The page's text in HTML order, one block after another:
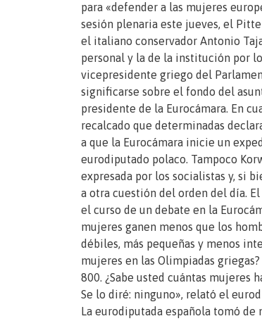
para «defender a las mujeres
sesión plenaria este jueves, el
el italiano conservador Antonio
personal y la de la institución por
vicepresidente griego del
significarse sobre el fondo del
presidente de la Eurocámara. En
recalcado que determinadas
a que la Eurocámara inicie un
eurodiputado polaco. Tampoco
expresada por los socialistas y, si
a otra cuestión del orden del día.
el curso de un debate en la
mujeres ganen menos que los
débiles, más pequeñas y menos
mujeres en las Olimpiadas
800. ¿Sabe usted cuántas mujeres
Se lo diré: ninguno», relató el
La eurodiputada española tomó de